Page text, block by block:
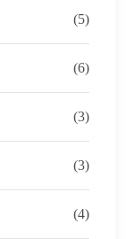
(5)
(6)
(3)
(3)
(4)